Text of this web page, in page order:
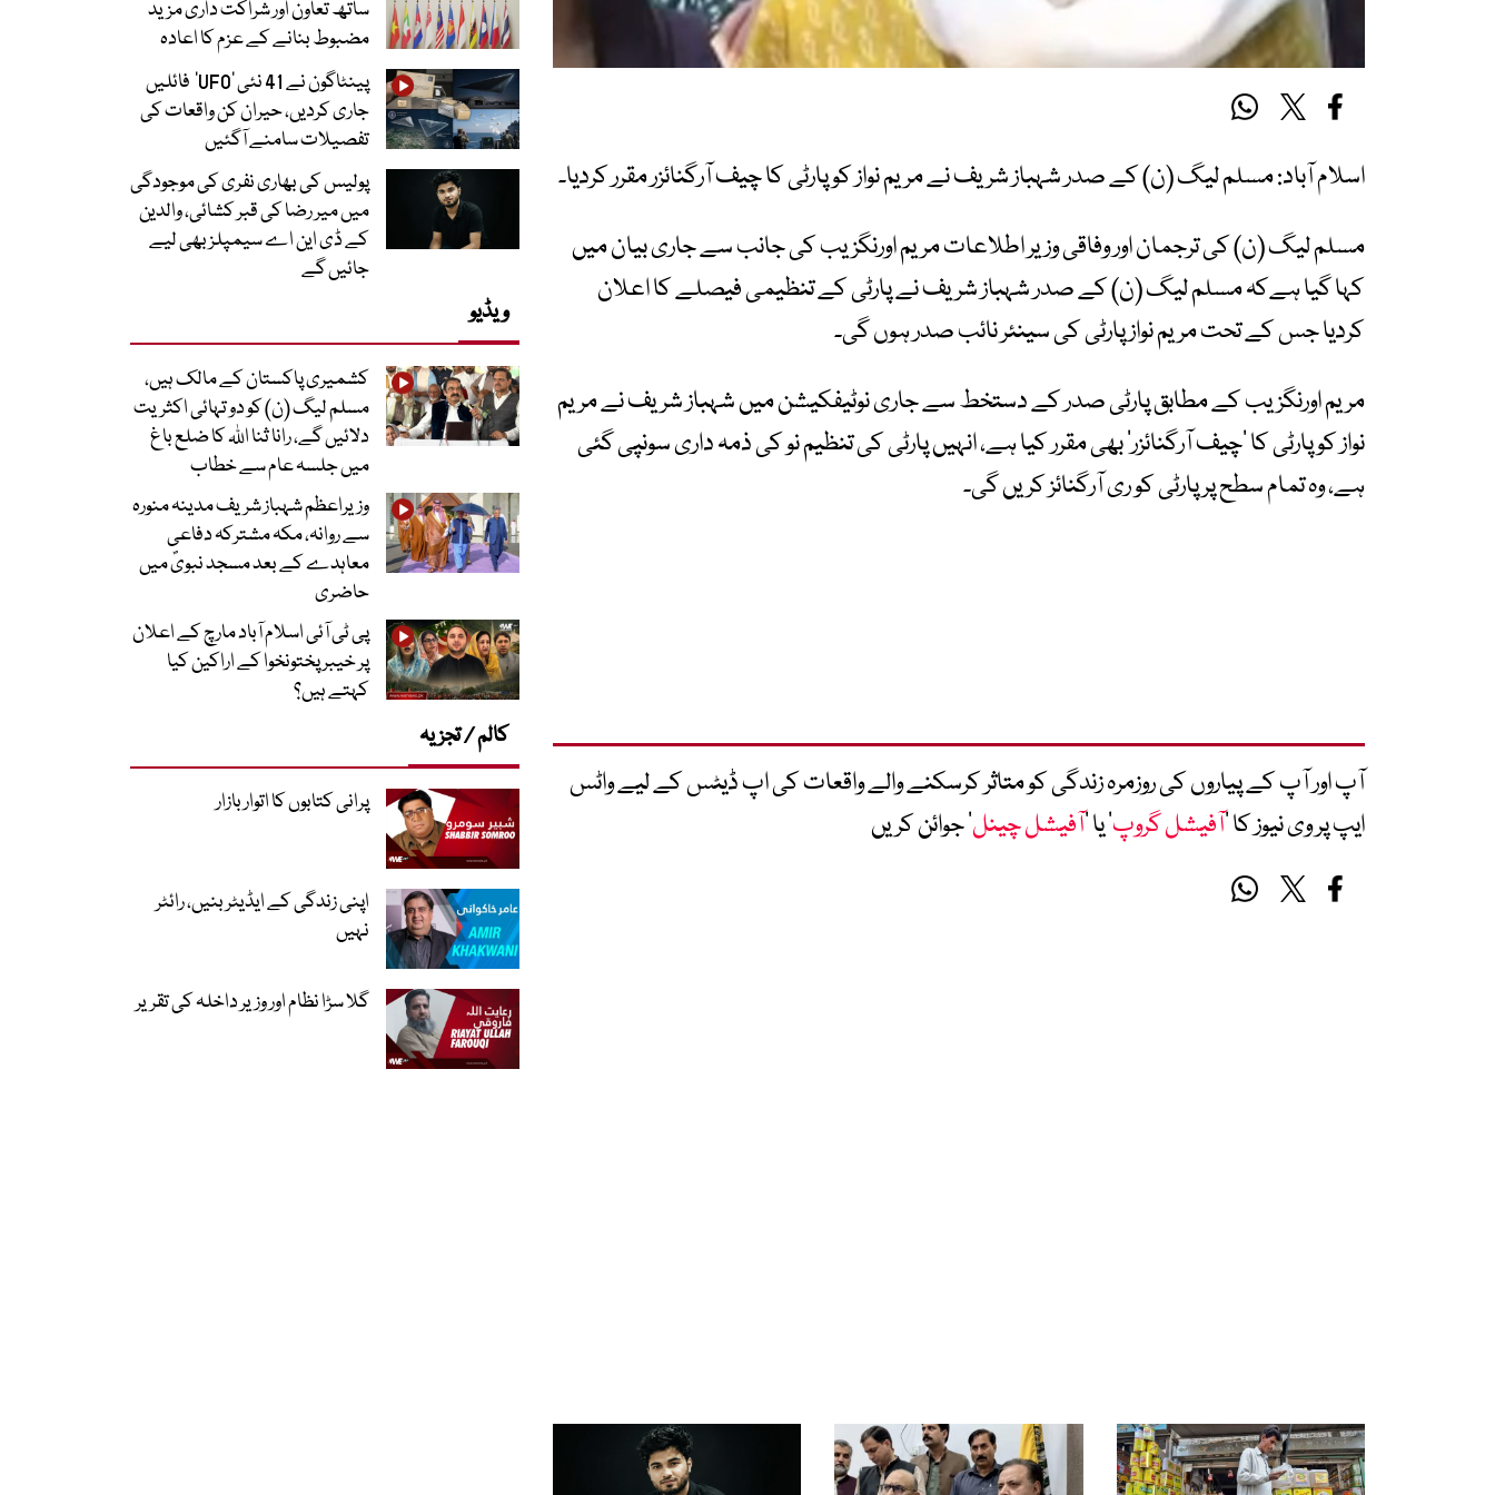
اسلام آباد: مسلم لیگ (ن) کے صدر شہباز شریف نے مریم نواز کو پارٹی کا چیف آرگنائزر مقرر کردیا۔
مسلم لیگ (ن) کی ترجمان اور وفاقی وزیر اطلاعات مریم اورنگزیب کی جانب سے جاری بیان میں
کہا گیا ہےکہ مسلم لیگ (ن) کے صدر شہباز شریف نے پارٹی کے تنظیمی فیصلے کا اعلان
کردیا جس کے تحت مریم نواز پارٹی کی سینئر نائب صدر ہوں گی۔
مریم اورنگزیب کے مطابق پارٹی صدر کے دستخط سے جاری نوٹیفکیشن میں شہباز شریف نے مریم
نواز کو پارٹی کا ‘چیف آرگنائزر’ بھی مقرر کیا ہے، انہیں پارٹی کی تنظیم نو کی ذمہ داری سونپی گئی
ہے، وہ تمام سطح پر پارٹی کو ری آرگنائز کریں گی۔
آپ اور آپ کے پیاروں کی روزمرہ زندگی کو متاثر کرسکنے والے واقعات کی اپ ڈیٹس کے لیے واٹس
ایپ پر وی نیوز کا ’آفیشل گروپ‘ یا ’آفیشل چینل‘ جوائن کریں
ساتھ تعاون اور شراکت داری مزید
مضبوط بنانے کے عزم کا اعادہ
پینٹاگون نے 41 نئی ’UFO‘ فائلیں
جاری کردیں، حیران کن واقعات کی
تفصیلات سامنے آگئیں
پولیس کی بھاری نفری کی موجودگی
میں میر رضا کی قبر کشائی، والدین
کے ڈی این اے سیمپلز بھی لیے
جائیں گے
ویڈیو
کشمیری پاکستان کے مالک ہیں،
مسلم لیگ (ن) کو دو تہائی اکثریت
دلائیں گے، رانا ثنا اللہ کا ضلع باغ
میں جلسہ عام سے خطاب
وزیراعظم شہباز شریف مدینہ منورہ
سے روانہ، مکہ مشترکہ دفاعی
معاہدے کے بعد مسجد نبویؐ میں
حاضری
پی ٹی آئی اسلام آباد مارچ کے اعلان
پر خیبر پختونخوا کے اراکین کیا
کہتے ہیں؟
کالم / تجزیہ
پرانی کتابوں کا اتوار بازار
اپنی زندگی کے ایڈیٹر بنیں، رائٹر
نہیں
گلا سڑا نظام اور وزیر داخلہ کی تقریر